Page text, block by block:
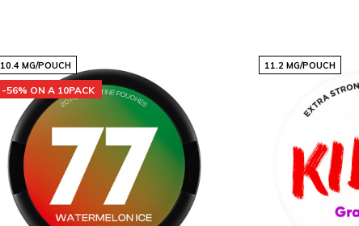
10.4 MG/POUCH
-56% ON A 10PACK
11.2 MG/POUCH